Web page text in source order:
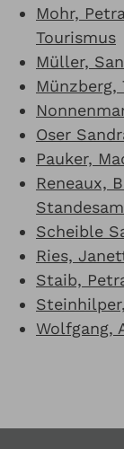
Mohr,
Tourismus
Müller,
Oser
Pauker,
Reneaux,
Scheible
Ries,
Staib,
Wolfgang,